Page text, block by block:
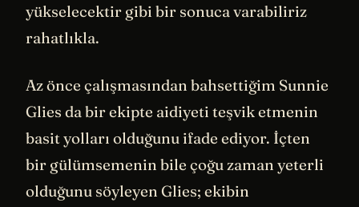
yükselecektir gibi bir sonuca varabiliriz
rahatlıkla.
Az önce çalışmasından bahsettiğim Sunnie
Glies da bir ekipte aidiyeti teşvik etmenin
basit yolları olduğunu ifade ediyor. İçten
bir gülümsemenin bile çoğu zaman yeterli
olduğunu söyleyen Glies; ekibin